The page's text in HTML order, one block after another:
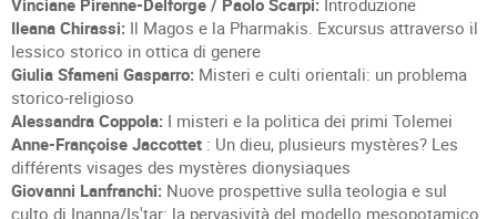
Vinciane Pirenne-Delforge / Paolo Scarpi: Introduzione
Ileana Chirassi: Il Magos e la Pharmakis. Excursus attraverso il
lessico storico in ottica di genere
Giulia Sfameni Gasparro: Misteri e culti orientali: un problema
storico-religioso
Alessandra Coppola: I misteri e la politica dei primi Tolemei
Anne-Françoise Jaccottet : Un dieu, plusieurs mystères? Les
différents visages des mystères dionysiaques
Giovanni Lanfranchi: Nuove prospettive sulla teologia e sul
culto di Inanna/Is'tar: la pervasività del modello mesopotamico